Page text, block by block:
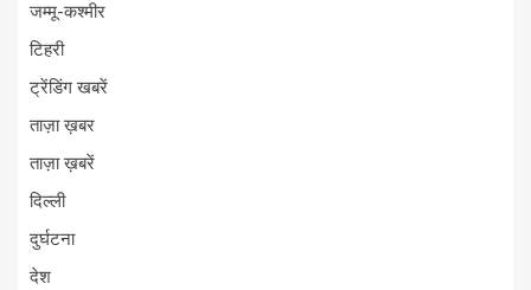
जम्मू-कश्मीर
टिहरी
ट्रेंडिंग खबरें
ताज़ा ख़बर
ताज़ा ख़बरें
दिल्ली
दुर्घटना
देश